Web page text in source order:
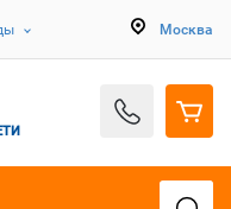
Москва